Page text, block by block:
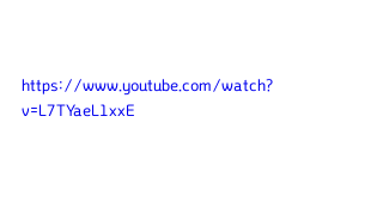
https://www.youtube.com/watch?
v=L7TYaeL1xxE